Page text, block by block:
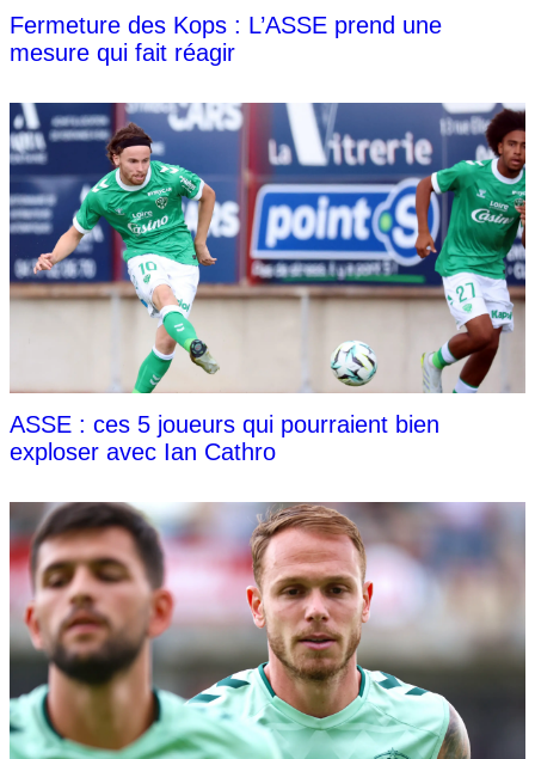
Fermeture des Kops : L’ASSE prend une
mesure qui fait réagir
ASSE : ces 5 joueurs qui pourraient bien
exploser avec Ian Cathro